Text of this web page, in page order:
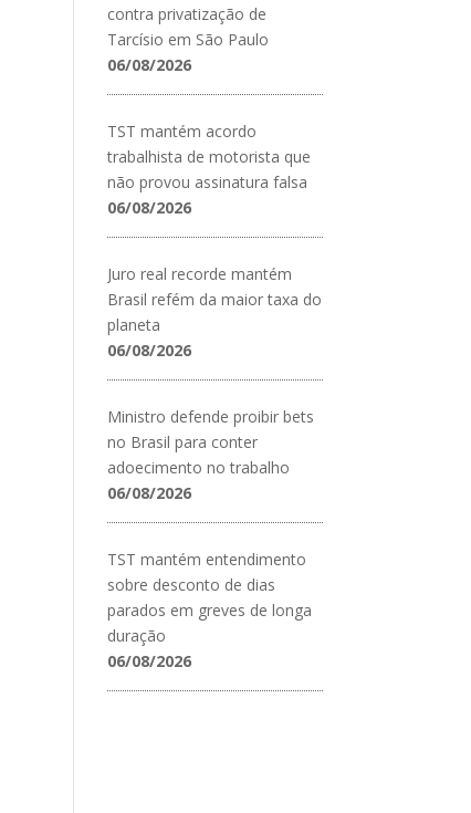
contra privatização de
Tarcísio em São Paulo
06/08/2026
TST mantém acordo
trabalhista de motorista que
não provou assinatura falsa
06/08/2026
Juro real recorde mantém
Brasil refém da maior taxa do
planeta
06/08/2026
Ministro defende proibir bets
no Brasil para conter
adoecimento no trabalho
06/08/2026
TST mantém entendimento
sobre desconto de dias
parados em greves de longa
duração
06/08/2026